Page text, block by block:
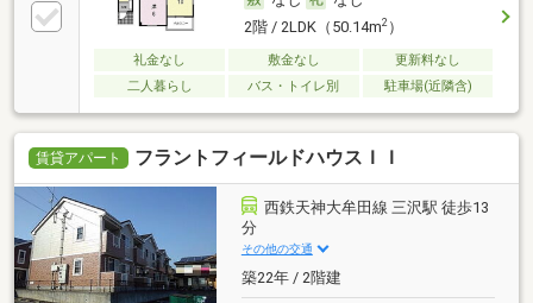
2階 / 2LDK（50.14m2）
礼金なし 敷金なし
更新料なし
二人暮らし
バス・トイレ別 駐車場(近隣含)
賃貸アパート フラントフィールドハウスＩＩ
西鉄天神大牟田線 三沢駅 徒歩13
分
その他の交通
築22年 / 2階建